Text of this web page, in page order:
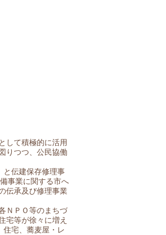
して積極的に活用
りつつ、公民協働
と伝建保存修理事
事業に関する市へ
伝承及び修理事業
ＮＰＯ等のまちづ
宅等が徐々に増え
住宅、蕎麦屋・レ